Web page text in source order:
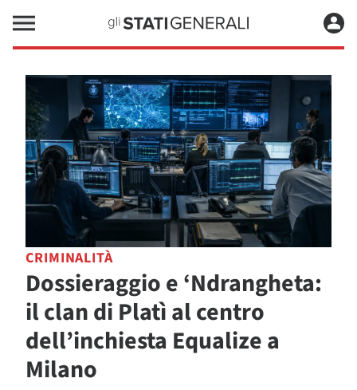
CRIMINALITÀ
Dossieraggio e ‘Ndrangheta:
il clan di Platì al centro
dell’inchiesta Equalize a
Milano